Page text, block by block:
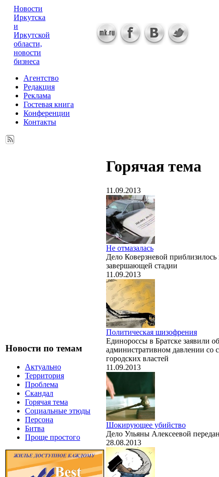
Новости
Иркутска
и
Иркутской
области,
новости
бизнеса
Агентство
Редакция
Реклама
Гостевая книга
Конференции
Контакты
Новости по темам
Актуально
Территория
Проблема
Скандал
Горячая тема
Социальные этюды
Персона
Битва
Проще простого
Горячая тема
11.09.2013
Не отмазалась
Дело Коверзневой приблизилось
завершающей стадии
11.09.2013
Политическая шизофрения
Единороссы в Братске заявили об
административном давлении со
городских властей
11.09.2013
Шокирующее убийство
Дело Ульяны Алексеевой
28.08.2013